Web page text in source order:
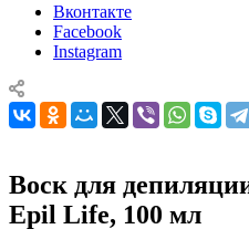
Вконтакте
Facebook
Instagram
Воск для
Epil Life, 100 мл